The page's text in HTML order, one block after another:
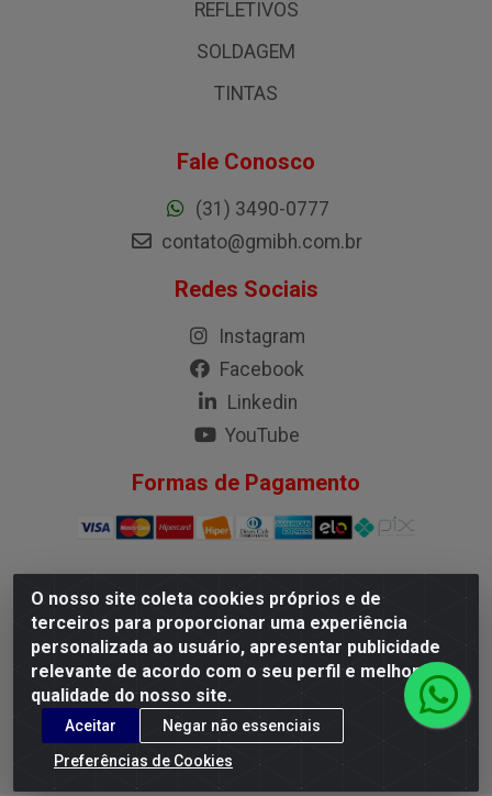
O nosso site coleta cookies próprios e de
terceiros para proporcionar uma experiência
personalizada ao usuário, apresentar publicidade
relevante de acordo com o seu perfil e melhorar a
qualidade do nosso site.
Aceitar
Negar não essenciais
Preferências de Cookies
REFLETIVOS
SOLDAGEM
TINTAS
Fale Conosco
(31) 3490-0777
contato@gmibh.com.br
Redes Sociais
Instagram
Facebook
Linkedin
YouTube
Formas de Pagamento
G.M.I. Distribuidora LTDA - Rua Conselheiro Pena, 50 - Santa
Branca, Belo Horizonte/MG - CEP 31.710-150 - CNPJ
04.098.359/0001-02